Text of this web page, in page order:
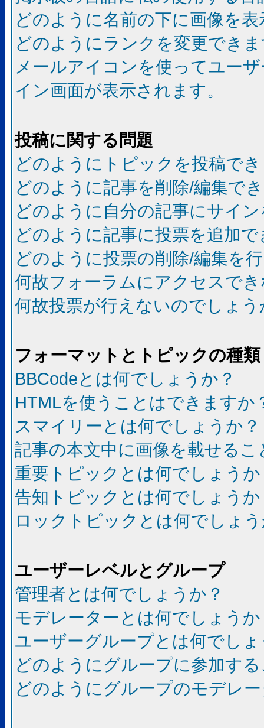
どのように名前の下に画像を
どのようにランクを変更でき
メールアイコンを使ってユー
イン画面が表示されます。
投稿に関する問題
どのようにトピックを投稿で
どのように記事を削除/編集で
どのように自分の記事にサイ
どのように記事に投票を追加
どのように投票の削除/編集を
何故フォーラムにアクセスで
何故投票が行えないのでしょう
フォーマットとトピックの種類
BBCodeとは何でしょうか？
HTMLを使うことはできますか
スマイリーとは何でしょうか？
記事の本文中に画像を載せる
重要トピックとは何でしょうか
告知トピックとは何でしょうか
ロックトピックとは何でしょ
ユーザーレベルとグループ
管理者とは何でしょうか？
モデレーターとは何でしょうか
ユーザーグループとは何でし
どのようにグループに参加す
どのようにグループのモデレ